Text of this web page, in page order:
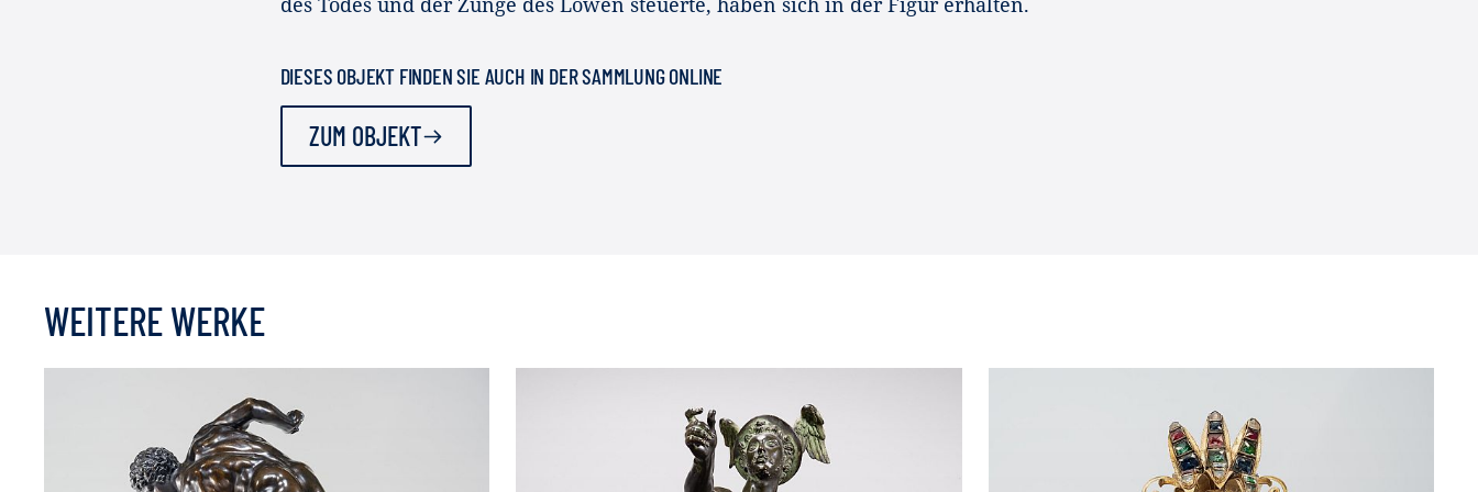
DIESES OBJEKT FINDEN SIE AUCH IN DER SAMMLUNG ONLINE
ZUM OBJEKT
WEITERE WERKE